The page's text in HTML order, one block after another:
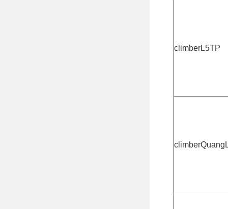
climberL5TP